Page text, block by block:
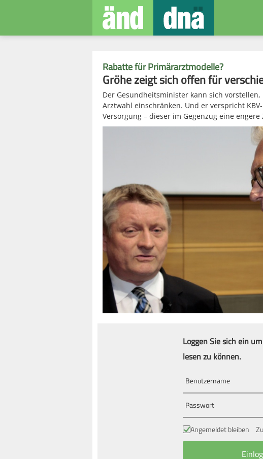
Rabatte für Primärarztmodelle?
Gröhe zeigt sich offen für
Der Gesundheitsminister kann sich
Arztwahl einschränken. Und er verspricht
Versorgung – dieser im Gegenzug eine
Loggen Sie sich ein
lesen zu können.
Angemeldet bleiben